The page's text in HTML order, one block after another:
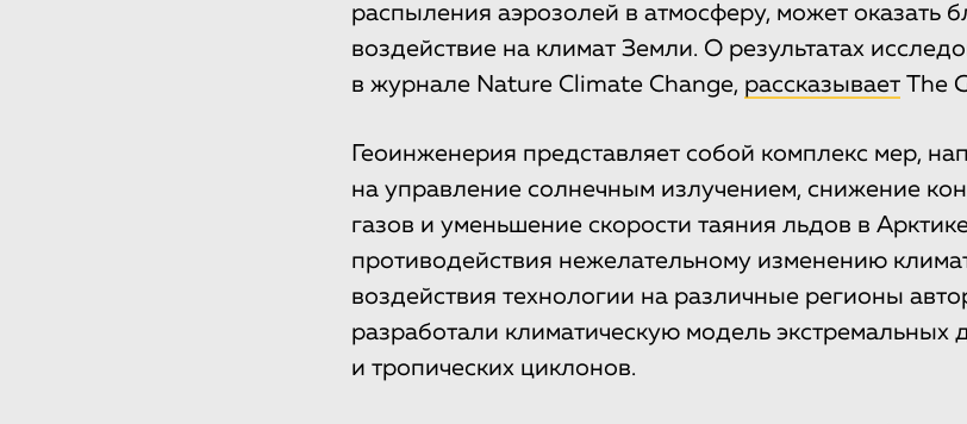
распыления аэрозолей в атмосферу, может оказать
воздействие на климат Земли. О результатах
в журнале Nature Climate Change, рассказываетThe
Геоинженерия представляет собой комплекс мер,
на управление солнечным излучением, снижение
газов и уменьшение скорости таяния льдов в
противодействия нежелательному изменению
воздействия технологии на различные регионы
разработали климатическую модель экстремальных
и тропических циклонов.